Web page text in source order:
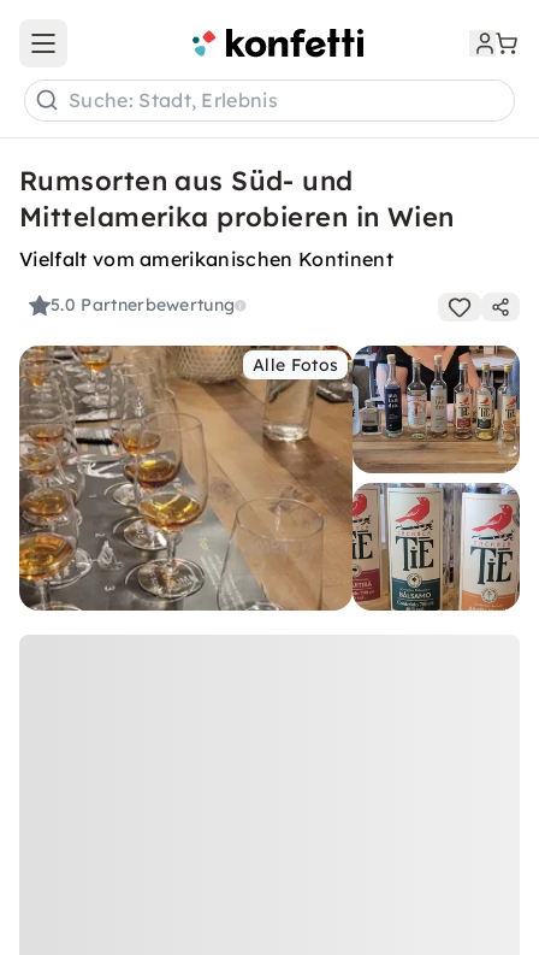
Open main menu
Suche: Stadt, Erlebnis
Rumsorten aus Süd- und
Mittelamerika probieren in Wien
Vielfalt vom amerikanischen Kontinent
5.0 Partnerbewertung
Alle Fotos